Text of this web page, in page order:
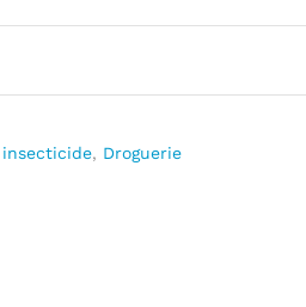
, Droguerie